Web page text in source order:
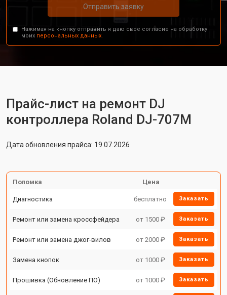
Отправить заявку
Нажимая на кнопку отправить я даю свое согласие на обработку
моих персональных данных.
Прайс-лист на ремонт DJ
контроллера Roland DJ-707M
Дата обновления прайса: 19.07.2026
Поломка Цена
Диагностика бесплатно Заказать
Ремонт или замена кроссфейдера от 1500 ₽ Заказать
Ремонт или замена джог-вилов от 2000 ₽ Заказать
Замена кнопок от 1000 ₽ Заказать
Прошивка (Обновление ПО) от 1000 ₽ Заказать